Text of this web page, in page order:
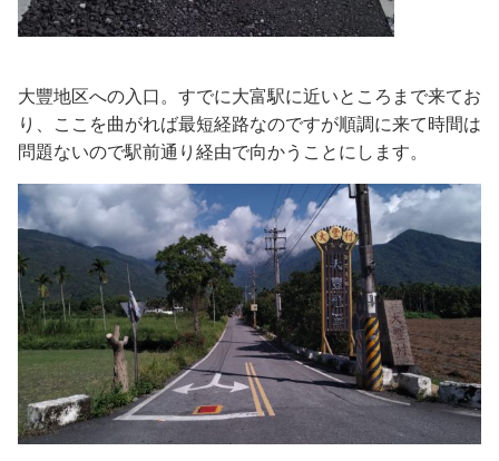
大豐地区への入口。すでに大富駅に近いところまで来てお
り、ここを曲がれば最短経路なのですが順調に来て時間は
問題ないので駅前通り経由で向かうことにします。